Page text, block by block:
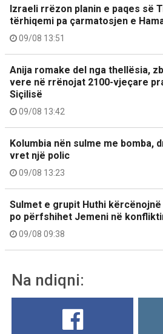
Izraeli rrëzon planin e paqes së
tërhiqemi pa çarmatosjen e
09/08 13:51
Anija romake del nga thellësia,
vere në rrënojat 2100-vjeçare
Siçilisë
09/08 13:42
Kolumbia nën sulme me bomba,
vret një polic
09/08 13:23
Sulmet e grupit Huthi
po përfshihet Jemeni në
09/08 09:38
Na ndiqni: